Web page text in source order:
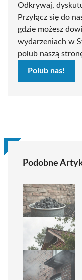
Odkrywaj,
Przyłącz się do
gdzie możesz
wydarzeniach w
polub naszą
Polub nas!
Podobne